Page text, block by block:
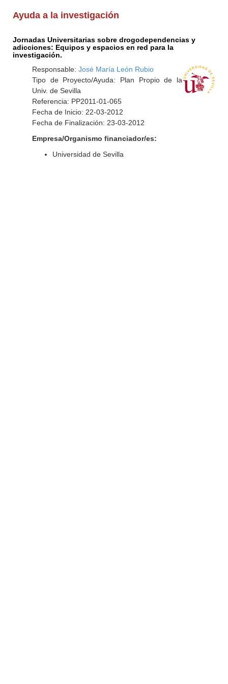
Ayuda a la investigación
Jornadas Universitarias sobre drogodependencias y
adicciones: Equipos y espacios en red para la
investigación.
Responsable: José María León Rubio
Tipo de Proyecto/Ayuda: Plan Propio de la
Univ. de Sevilla
Referencia: PP2011-01-065
Fecha de Inicio: 22-03-2012
Fecha de Finalización: 23-03-2012
Empresa/Organismo financiador/es:
Universidad de Sevilla